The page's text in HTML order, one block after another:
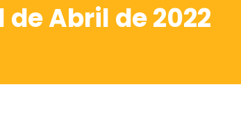
de Abril de 2022